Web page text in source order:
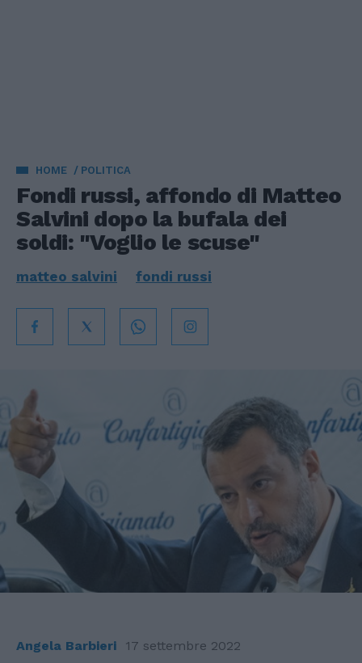
HOME POLITICA
Fondi russi, affondo di Matteo
Salvini dopo la bufala dei
soldi: "Voglio le scuse"
matteo salvini fondi russi
Angela Barbieri 17 settembre 2022